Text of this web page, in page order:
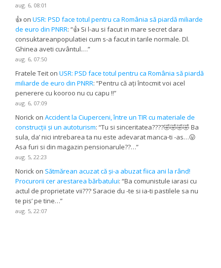
aug. 6, 08:01
👍 onUSR: PSD face totul pentru ca România să piardă miliarde
de euro din PNRR: “👍 Si l-au si facut in mare secret dara
consuktareanpopulatiei cum s-a facut in tarile normale. Dl.
Ghinea aveti cuvântul.…”
aug. 6, 07:50
Fratele Teit onUSR: PSD face totul pentru ca România să piardă
miliarde de euro din PNRR: “Pentru că ați întocmit voi acel
penerere cu kooroo nu cu capu !!”
aug. 6, 07:09
Norick onAccident la Ciuperceni, între un TIR cu materiale de
construcții și un autoturism: “Tu si sinceritatea????🤣🤣🤣🤣 Ba
sula, da’ nici intrebarea ta nu este adevarat manca-ti -as…😛
Asa furi si din magazin pensionarule??…”
aug. 5, 22:23
Norick on Sătmărean acuzat că și-a abuzat fiica ani la rând!
Procurorii cer arestarea bărbatului: “Ba comunistule iarasi cu
actul de proprietate vii??? Saracie du -te si ia-ti pastilele sa nu
te pis’ pe tine…”
aug. 5, 22:07